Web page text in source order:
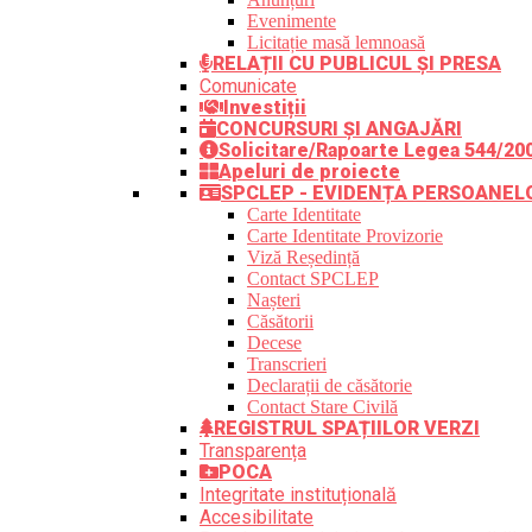
Evenimente
Licitație masă lemnoasă
RELAȚII CU PUBLICUL ȘI PRESA
Comunicate
Investiții
CONCURSURI ȘI ANGAJĂRI
Solicitare/Rapoarte Legea 544/
Apeluri de proiecte
SPCLEP - EVIDENȚA
Carte Identitate
Carte Identitate Provizorie
Viză Reședință
Contact SPCLEP
Nașteri
Căsătorii
Decese
Transcrieri
Declarații de căsătorie
Contact Stare Civilă
REGISTRUL SPAȚIILOR VERZI
Transparența
POCA
Integritate instituțională
Accesibilitate